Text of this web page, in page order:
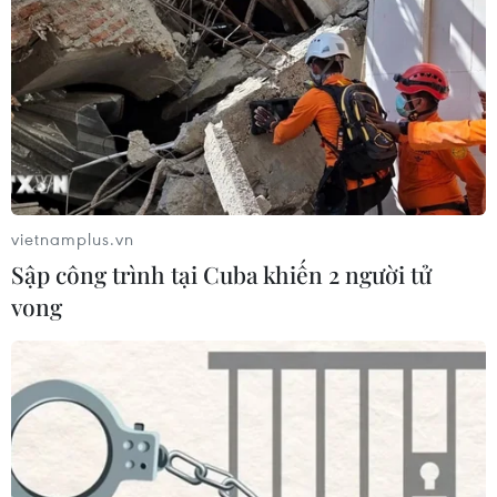
31/07/2026 06:43
Nghĩa cử cao đẹp của lao động Việt
Nam lan tỏa trên truyền thông Nhật
Bản
31/07/2026 04:02
50 năm quan hệ Việt-Đức: Khi ngoại
giao nhân dân bắt đầu từ tiếng mẹ đẻ
30/07/2026 23:00
Trăn trở người giữ lửa tiếng Việt trên
quê hương thứ hai
30/07/2026 12:00
vietnamplus.vn
Sập công trình tại Cuba khiến 2 người tử
vong